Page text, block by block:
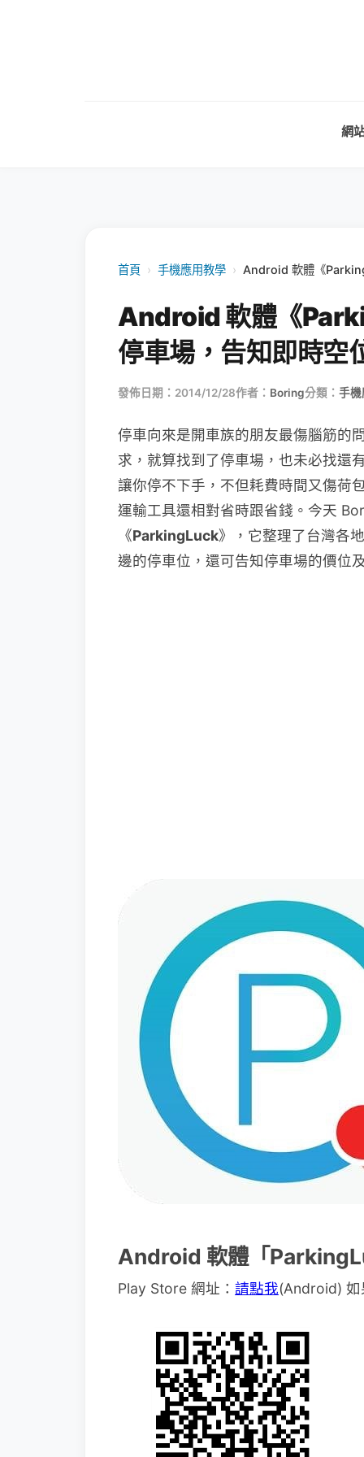
網
首頁 › 手機應用教學 › Android 軟體《
Android 軟體《
停車場，告知即時空
發佈日期：2014/12/28作者： Boring分類： 手機
停車向來是開車族的朋友最傷腦筋的
求，就算找到了停車場，也未必找還
讓你停不下手，不但耗費時間又傷荷
運輸工具還相對省時跟省錢。今天
《ParkingLuck》，它整理了台灣各
邊的停車位，還可告知停車場的價位
Android 軟體「
Play Store 網址： 請點我(Android)